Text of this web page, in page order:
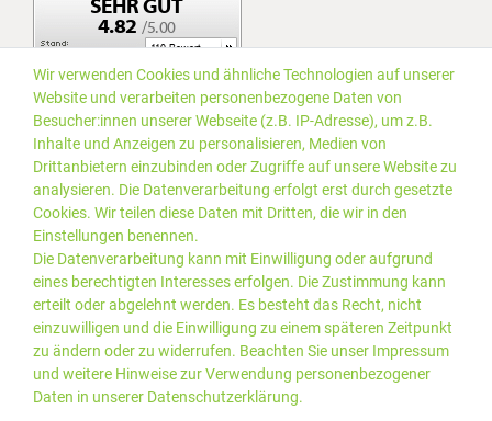
Wir verwenden Cookies und ähnliche Technologien auf unserer
Website und verarbeiten personenbezogene Daten von
Besucher:innen unserer Webseite (z.B. IP-Adresse), um z.B.
Inhalte und Anzeigen zu personalisieren, Medien von
Drittanbietern einzubinden oder Zugriffe auf unsere Website zu
analysieren. Die Datenverarbeitung erfolgt erst durch gesetzte
Cookies. Wir teilen diese Daten mit Dritten, die wir in den
Einstellungen benennen.
Die Datenverarbeitung kann mit Einwilligung oder aufgrund
eines berechtigten Interesses erfolgen. Die Zustimmung kann
erteilt oder abgelehnt werden. Es besteht das Recht, nicht
einzuwilligen und die Einwilligung zu einem späteren Zeitpunkt
zu ändern oder zu widerrufen. Beachten Sie unser Impressum
und weitere Hinweise zur Verwendung personenbezogener
Daten in unserer Daten­schutz­erklärung.